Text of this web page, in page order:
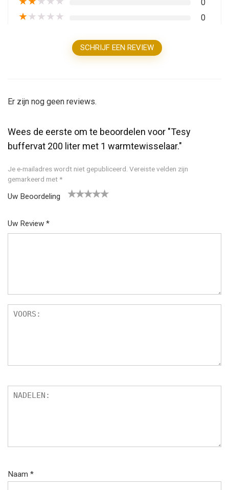
0
★★★★★ 0
SCHRIJF EEN REVIEW
Er zijn nog geen reviews.
Wees de eerste om te beoordelen voor "Tesy
buffervat 200 liter met 1 warmtewisselaar."
Je e-mailadres wordt niet gepubliceerd. Vereiste velden zijn
gemarkeerd met *
Uw Beoordeling
Uw Review *
Naam *